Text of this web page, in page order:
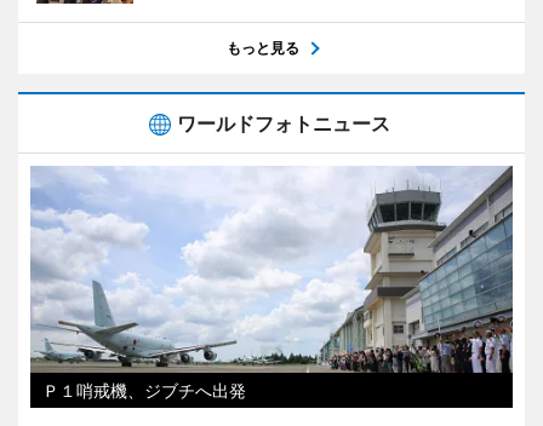
もっと見る
ワールドフォトニュース
Ｐ１哨戒機、ジブチへ出発